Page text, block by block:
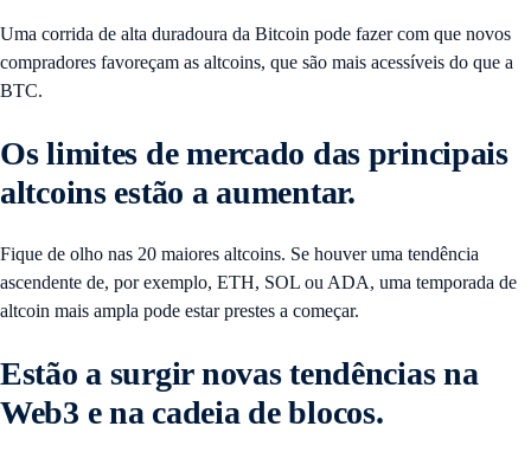
Uma corrida de alta duradoura da Bitcoin pode fazer com que novos
compradores favoreçam as altcoins, que são mais acessíveis do que a
BTC.
Os limites de mercado das principais
altcoins estão a aumentar.
Fique de olho nas 20 maiores altcoins. Se houver uma tendência
ascendente de, por exemplo, ETH, SOL ou ADA, uma temporada de
altcoin mais ampla pode estar prestes a começar.
Estão a surgir novas tendências na
Web3 e na cadeia de blocos.